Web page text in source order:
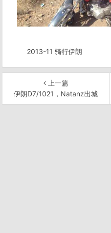
2013-11 骑行伊朗
上一篇
伊朗D7/1021，Natanz出城